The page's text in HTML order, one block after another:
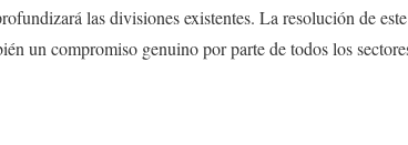
las divisiones existentes. La resolución de
un compromiso genuino por parte de todos los